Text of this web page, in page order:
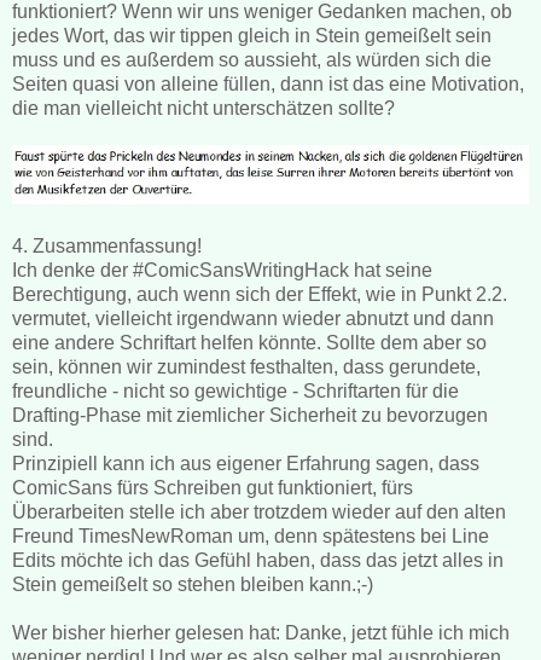
funktioniert? Wenn wir uns weniger Gedanken machen, ob
jedes Wort, das wir tippen gleich in Stein gemeißelt sein
muss und es außerdem so aussieht, als würden sich die
Seiten quasi von alleine füllen, dann ist das eine Motivation,
die man vielleicht nicht unterschätzen sollte?
4. Zusammenfassung!
Ich denke der #ComicSansWritingHack hat seine
Berechtigung, auch wenn sich der Effekt, wie in Punkt 2.2.
vermutet, vielleicht irgendwann wieder abnutzt und dann
eine andere Schriftart helfen könnte. Sollte dem aber so
sein, können wir zumindest festhalten, dass gerundete,
freundliche - nicht so gewichtige - Schriftarten für die
Drafting-Phase mit ziemlicher Sicherheit zu bevorzugen
sind.
Prinzipiell kann ich aus eigener Erfahrung sagen, dass
ComicSans fürs Schreiben gut funktioniert, fürs
Überarbeiten stelle ich aber trotzdem wieder auf den alten
Freund TimesNewRoman um, denn spätestens bei Line
Edits möchte ich das Gefühl haben, dass das jetzt alles in
Stein gemeißelt so stehen bleiben kann.;-)
Wer bisher hierher gelesen hat: Danke, jetzt fühle ich mich